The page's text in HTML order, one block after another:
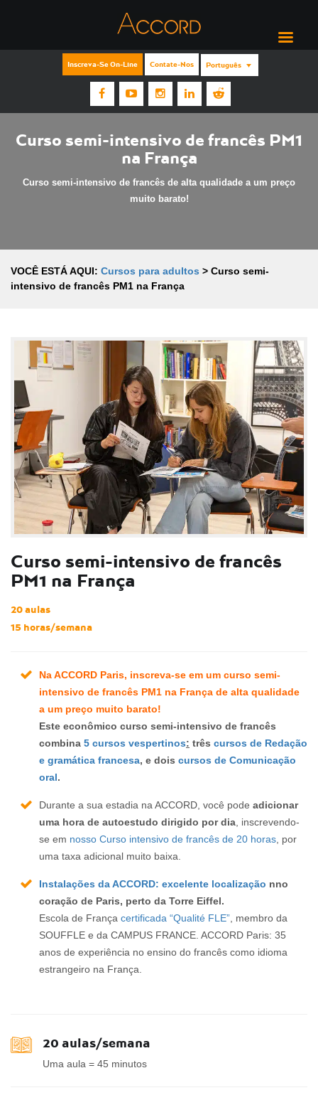
Inscreva-Se On-Line Contate-Nos Português
Curso semi-intensivo de francês PM1
na França
Curso semi-intensivo de francês de alta qualidade a um preço
muito barato!
VOCÊ ESTÁ AQUI: Cursos para adultos > Curso semi-
intensivo de francês PM1 na França
Curso semi-intensivo de francês
PM1 na França
20 aulas
15 horas/semana
Na ACCORD Paris, inscreva-se em um curso semi-
intensivo de francês PM1 na França de alta qualidade
a um preço muito barato!
Este econômico curso semi-intensivo de francês
combina 5 cursos vespertinos: três cursos de Redação
e gramática francesa, e dois cursos de Comunicação
oral.
Durante a sua estadia na ACCORD, você pode adicionar
uma hora de autoestudo dirigido por dia , inscrevendo-
se em nosso Curso intensivo de francês de 20 horas , por
uma taxa adicional muito baixa.
Instalações da ACCORD: excelente localização nno
coração de Paris, perto da Torre Eiffel.
Escola de França certificada “Qualité FLE” , membro da
SOUFFLE e da CAMPUS FRANCE. ACCORD Paris: 35
anos de experiência no ensino do francês como idioma
estrangeiro na França.
20 aulas/semana
Uma aula = 45 minutos